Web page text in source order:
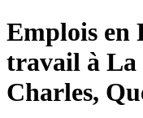
Emplois en
travail à La
Charles,